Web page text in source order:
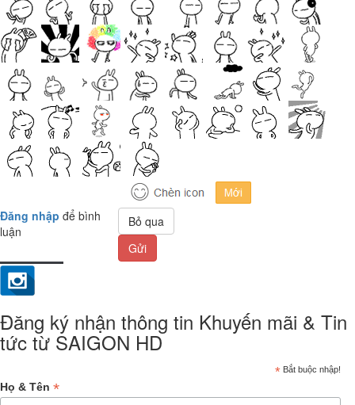
Đăng nhập để bình
luận
Bỏ qua
Gửi
Đăng ký nhận thông tin Khuyến mãi & Tin
tức từ SAIGON HD
* Bắt buộc nhập!
Họ & Tên *